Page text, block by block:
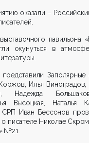
оказали –
павильона
окунуться в
Илья Виноградов,
Надежда
Высоцкая, Наталья
Иван Бессонов
писателе Николае
№21.